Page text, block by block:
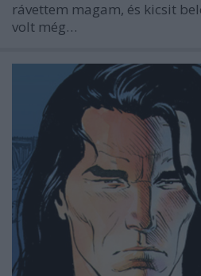
rávettem magam, és kicsit
volt még…